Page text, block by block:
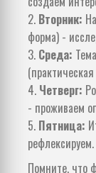
2. Вторник:
форма) -
3. Среда:
4. Четверг:
- проживаем
5. Пятница:
рефлексируем.
Помните, что